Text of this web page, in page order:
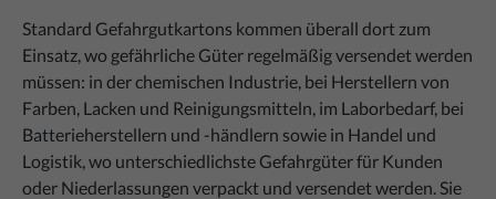
Standard Gefahrgutkartons kommen überall dort zum
Einsatz, wo gefährliche Güter regelmäßig versendet werden
müssen: in der chemischen Industrie, bei Herstellern von
Farben, Lacken und Reinigungsmitteln, im Laborbedarf, bei
Batterieherstellern und -händlern sowie in Handel und
Logistik, wo unterschiedlichste Gefahrgüter für Kunden
oder Niederlassungen verpackt und versendet werden. Sie